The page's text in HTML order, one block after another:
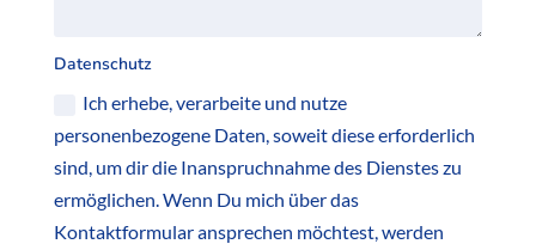
Datenschutz
Ich erhebe, verarbeite und nutze
personenbezogene Daten, soweit diese erforderlich
sind, um dir die Inanspruchnahme des Dienstes zu
ermöglichen. Wenn Du mich über das
Kontaktformular ansprechen möchtest, werden